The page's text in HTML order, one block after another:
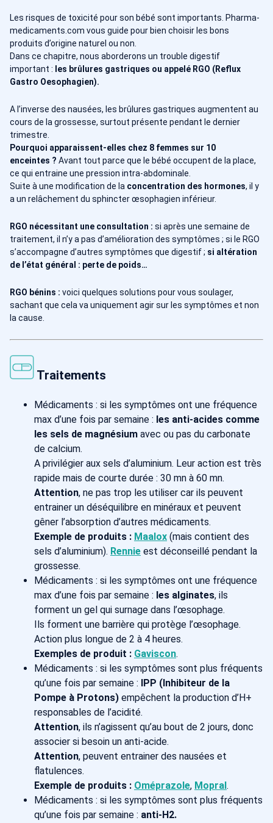
Les risques de toxicité pour son bébé sont importants. Pharma-
medicaments.com vous guide pour bien choisir les bons
produits d’origine naturel ou non.
Dans ce chapitre, nous aborderons un trouble digestif
important : les brûlures gastriques ou appelé RGO (Reflux
Gastro Oesophagien).
A l’inverse des nausées, les brûlures gastriques augmentent au
cours de la grossesse, surtout présente pendant le dernier
trimestre.
Pourquoi apparaissent-elles chez 8 femmes sur 10
enceintes ? Avant tout parce que le bébé occupent de la place,
ce qui entraine une pression intra-abdominale.
Suite à une modification de la concentration des hormones, il y
a un relâchement du sphincter œsophagien inférieur.
RGO nécessitant une consultation : si après une semaine de
traitement, il n’y a pas d’amélioration des symptômes ; si le RGO
s’accompagne d’autres symptômes que digestif ; si altération
de l’état général : perte de poids…
RGO bénins : voici quelques solutions pour vous soulager,
sachant que cela va uniquement agir sur les symptômes et non
la cause.
Traitements
Médicaments : si les symptômes ont une fréquence
max d’une fois par semaine : les anti-acides comme
les sels de magnésium avec ou pas du carbonate
de calcium.
A privilégier aux sels d’aluminium. Leur action est très
rapide mais de courte durée : 30 mn à 60 mn.
Attention, ne pas trop les utiliser car ils peuvent
entrainer un déséquilibre en minéraux et peuvent
gêner l’absorption d’autres médicaments.
Exemple de produits : Maalox (mais contient des
sels d’aluminium). Rennie est déconseillé pendant la
grossesse.
Médicaments : si les symptômes ont une fréquence
max d’une fois par semaine : les alginates, ils
forment un gel qui surnage dans l’œsophage.
Ils forment une barrière qui protège l’œsophage.
Action plus longue de 2 à 4 heures.
Exemples de produit : Gaviscon.
Médicaments : si les symptômes sont plus fréquents
qu’une fois par semaine : IPP (Inhibiteur de la
Pompe à Protons) empêchent la production d’H+
responsables de l’acidité.
Attention, ils n’agissent qu’au bout de 2 jours, donc
associer si besoin un anti-acide.
Attention, peuvent entrainer des nausées et
flatulences.
Exemple de produits : Oméprazole, Mopral .
Médicaments : si les symptômes sont plus fréquents
qu’une fois par semaine : anti-H2.